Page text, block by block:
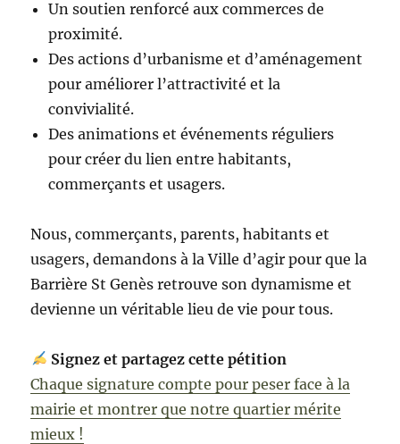
Un soutien renforcé aux commerces de
proximité.
Des actions d’urbanisme et d’aménagement
pour améliorer l’attractivité et la
convivialité.
Des animations et événements réguliers
pour créer du lien entre habitants,
commerçants et usagers.
Nous, commerçants, parents, habitants et
usagers, demandons à la Ville d’agir pour que la
Barrière St Genès retrouve son dynamisme et
devienne un véritable lieu de vie pour tous.
Signez et partagez cette pétition
Chaque signature compte pour peser face à la
mairie et montrer que notre quartier mérite
mieux !